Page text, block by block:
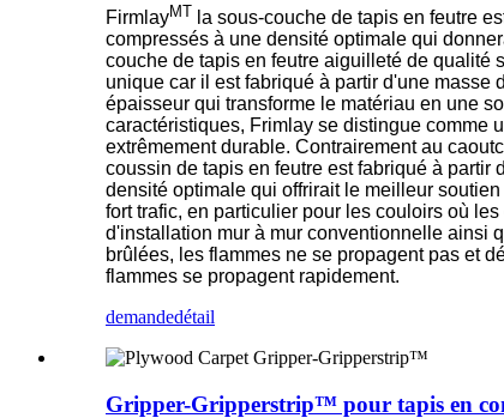
FirmlayMT la sous-couche de tapis en feutre
compressés à une densité optimale qui
couche de tapis en feutre aiguilleté de qualité
unique car il est fabriqué à partir d'une masse
épaisseur qui transforme le matériau en une
caractéristiques, Frimlay se distingue comme
extrêmement durable. Contrairement au
coussin de tapis en feutre est fabriqué à
densité optimale qui offrirait le meilleur
fort trafic, en particulier pour les couloirs où
d'installation mur à mur conventionnelle ainsi
brûlées, les flammes ne se propagent pas et
flammes se propagent rapidement.
demandedétail
Gripper-Gripperstrip™ pour tapis en